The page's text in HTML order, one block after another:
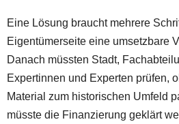
Eine Lösung braucht mehrere
Eigentümerseite eine umsetzbare
Danach müssten Stadt,
Expertinnen und Experten prüfen,
Material zum historischen Umfeld
müsste die Finanzierung geklärt